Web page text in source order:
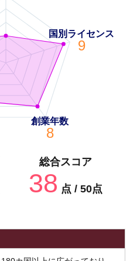
国別ライセンス
9
創業年数
8
総合スコア
38 点 / 50点